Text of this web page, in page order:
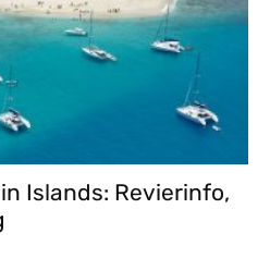
Islands: Revierinfo,